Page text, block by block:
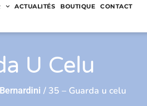
ACTUALITÉS BOUTIQUE
CONTACT
U Celu
/ 35 – Guarda u celu